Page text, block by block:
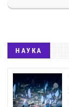
НАУКА